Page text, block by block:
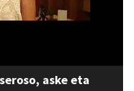
aske eta